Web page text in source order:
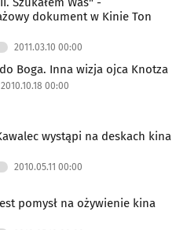
dokument w Kinie Ton
2011.03.10 00:00
Przez seks do Boga. Inna wizja ojca Knotza
2010.10.18 00:00
wystąpi na deskach kina
2010.05.11 00:00
pomysł na ożywienie kina